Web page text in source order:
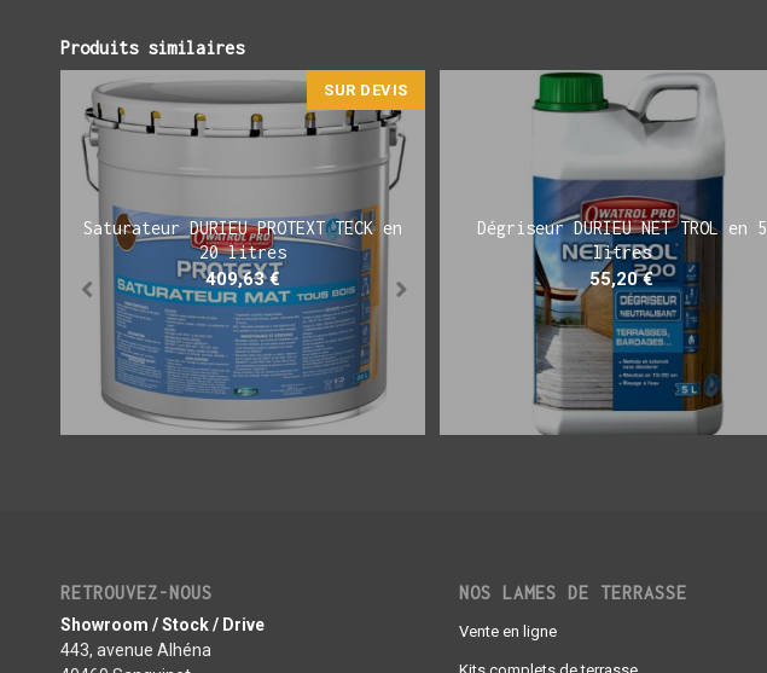
Produits similaires
SUR DEVIS
Saturateur DURIEU PROTEXT TECK en
20 litres
409,63€
Dégriseur DURIEU NET TROL en 5
litres
55,20€
RETROUVEZ-NOUS
Showroom / Stock / Drive
443, avenue Alhéna
NOS LAMES DE TERRASSE
Vente en ligne